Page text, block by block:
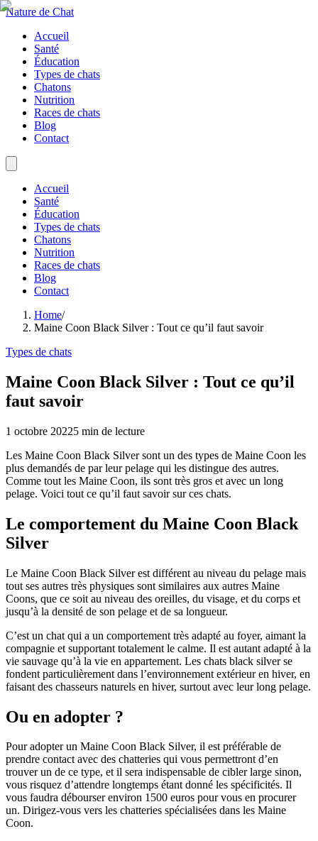
Nature de Chat
Accueil
Santé
Éducation
Types de chats
Chatons
Nutrition
Races de chats
Blog
Contact
Accueil
Santé
Éducation
Types de chats
Chatons
Nutrition
Races de chats
Blog
Contact
Home/
Maine Coon Black Silver : Tout ce qu’il faut savoir
Types de chats
Maine Coon Black Silver : Tout ce qu’il
faut savoir
1 octobre 20225 min de lecture
Les Maine Coon Black Silver sont un des types de Maine Coon les
plus demandés de par leur pelage qui les distingue des autres.
Comme tout les Maine Coon, ils sont très gros et avec un long
pelage. Voici tout ce qu’il faut savoir sur ces chats.
Le comportement du Maine Coon Black
Silver
Le Maine Coon Black Silver est différent au niveau du pelage mais
tout ses autres très physiques sont similaires aux autres Maine
Coons, que ce soit au niveau des oreilles, du visage, et du corps et
jusqu’à la densité de son pelage et de sa longueur.
C’est un chat qui a un comportement très adapté au foyer, aimant la
compagnie et supportant totalement le calme. Il est autant adapté à la
vie sauvage qu’à la vie en appartement. Les chats black silver se
fondent particulièrement dans l’environnement extérieur en hiver, en
faisant des chasseurs naturels en hiver, surtout avec leur long pelage.
Ou en adopter ?
Pour adopter un Maine Coon Black Silver, il est préférable de
prendre contact avec des chatteries qui vous permettront d’en
trouver un de ce type, et il sera indispensable de cibler large sinon,
vous risquez d’attendre longtemps étant donné les spécificités. Il
vous faudra débourser environ 1500 euros pour vous en procurer
un. Dirigez-vous vers les chatteries spécialisées dans les Maine
Coon.